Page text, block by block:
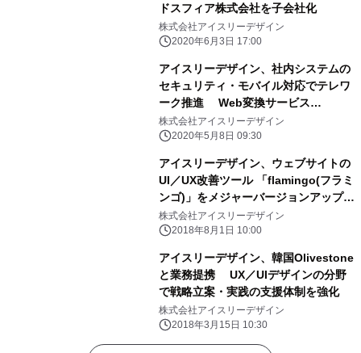
ドスフィア株式会社を子会社化
株式会社アイスリーデザイン
2020年6月3日 17:00
アイスリーデザイン、社内システムの
セキュリティ・モバイル対応でテレワ
ーク推進 Web変換サービス
「flamingo」により 基幹システムを
モダナイゼーション
株式会社アイスリーデザイン
2020年5月8日 09:30
アイスリーデザイン、ウェブサイトの
UI／UX改善ツール 「flamingo(フラミ
ンゴ)」をメジャーバージョンアップ
Google モバイル ファースト インデ
ックス対応でSEO向上
株式会社アイスリーデザイン
2018年8月1日 10:00
アイスリーデザイン、韓国Olivestone
と業務提携 UX／UIデザインの分野
で戦略立案・実践の支援体制を強化
株式会社アイスリーデザイン
2018年3月15日 10:30